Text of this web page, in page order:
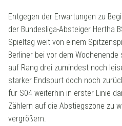
Entgegen der Erwartungen zu
der Bundesliga-Absteiger Hertha
Spieltag weit von einem
Berliner bei vor dem
auf Rang drei zumindest noch
starker Endspurt doch noch
für S04 weiterhin in erster Linie
Zählern auf die Abstiegszone zu
vergrößern.